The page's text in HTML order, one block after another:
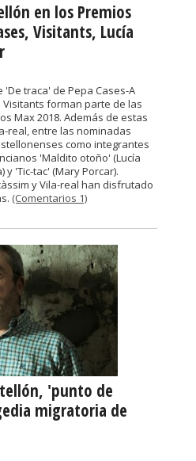
en los Premios
Visitants, Lucía
traca' de Pepa Cases-A
forman parte de las
Max 2018. Además de estas
real, entre las nominadas
como integrantes
'Maldito otoño' (Lucía
y 'Tic-tac' (Mary Porcar).
y Vila-real han disfrutado
(Comentarios 1)
'punto de
migratoria de